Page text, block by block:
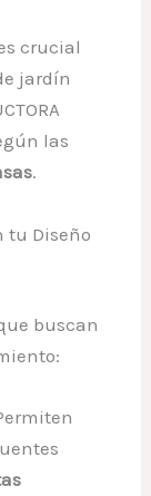
crucial
jardín
las
.
tu Diseño
buscan